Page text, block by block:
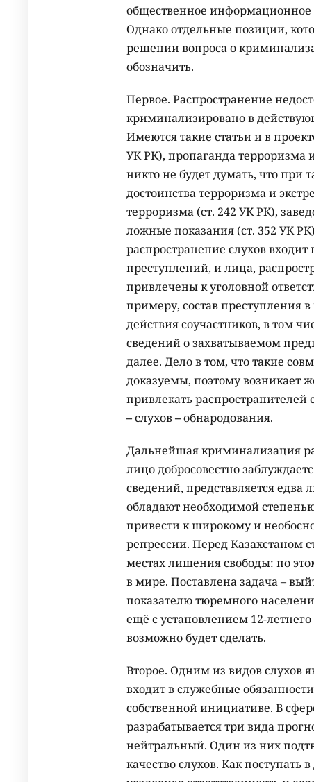
общественное информационное
Однако отдельные позиции,
решении вопроса о
обозначить.
Первое. Распространение
криминализировано в
Имеются такие статьи и в
УК РК), пропаганда терроризма
никто не будет думать, что при
достоинства терроризма и
терроризма (ст. 242 УК РК),
ложные показания (ст. 352 УК
распространение слухов
преступлений, и лица,
привлечены к уголовной
примеру, состав преступления
действия соучастников, в том
сведений о захватываемом
далее. Дело в том, что такие
доказуемы, поэтому возникает
привлекать распространителей
–слухов–обнародования.
Дальнейшая криминализация
лицо добросовестно
сведений, представляется едва
обладают необходимой
привести к широкому и
репрессии. Перед Казахстаном
местах лишения свободы: по
в мире. Поставлена задача –
показателю тюремного
ещё с установлением 12-
возможно будет сделать.
Второе. Одним из видов слухов
входит в служебные
собственной инициативе. В
разрабатывается три вида
нейтральный. Один из них
качество слухов. Как поступать